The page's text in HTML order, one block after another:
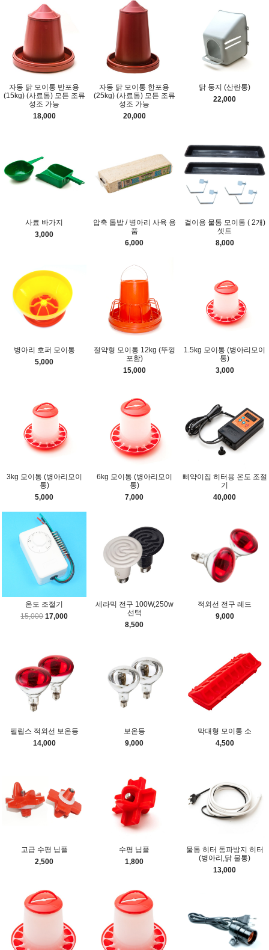
자동 닭 모이통 반포용
(15kg) (사료통) 모든 조류
성조 가능
18,000
자동 닭 모이통 한포용
(25kg) (사료통) 모든 조류
성조 가능
20,000
닭 둥지 (산란통)
22,000
사료 바가지
3,000
압축 톱밥 / 병아리 사육 용
품
6,000
걸이용 물통 모이통 ( 2개)
셋트
8,000
병아리 호퍼 모이통
5,000
절약형 모이통 12kg (뚜껑
포함)
15,000
1.5kg 모이통 (병아리모이
통)
3,000
3kg 모이통 (병아리모이
통)
5,000
6kg 모이통 (병아리모이
통)
7,000
삐약이집 히터용 온도 조절
기
40,000
온도 조절기
15,000 17,000
세라믹 전구 100W,250w
선택
8,500
적외선 전구 레드
9,000
필립스 적외선 보온등
14,000
보온등
9,000
막대형 모이통 소
4,500
고급 수평 닙플
2,500
수평 닙플
1,800
물통 히터 동파방지 히터
(병아리,닭 물통)
13,000